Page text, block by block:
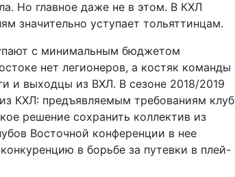
Но главное даже не в этом. В КХЛ
значительно уступает тольяттинцам.
с минимальным бюджетом
нет легионеров, а костяк команды
и выходцы из ВХЛ. В сезоне 2018/2019
КХЛ: предъявляемым требованиям клуб
решение сохранить коллектив из
Восточной конференции в нее
в борьбе за путевки в плей-